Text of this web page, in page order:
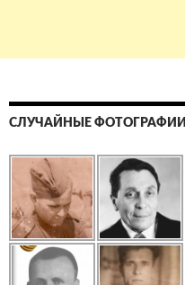
СЛУЧАЙНЫЕ ФОТОГРАФИИ